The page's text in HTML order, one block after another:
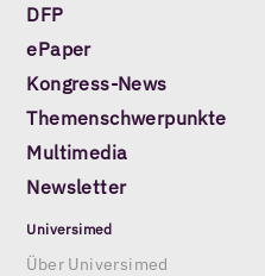
DFP
ePaper
Kongress-News
Themenschwerpunkte
Multimedia
Newsletter
Universimed
Über Universimed